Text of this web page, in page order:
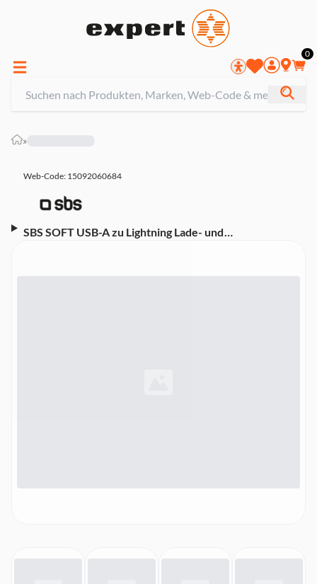
0
»
Web-Code: 15092060684
SBS SOFT USB-A zu Lightning Lade- und